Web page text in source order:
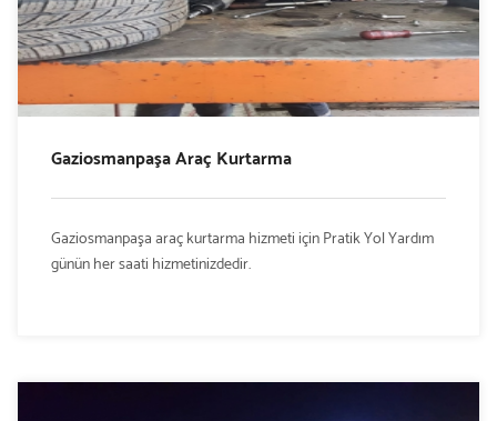
Gaziosmanpaşa Araç Kurtarma
Gaziosmanpaşa araç kurtarma hizmeti için Pratik Yol Yardım
günün her saati hizmetinizdedir.